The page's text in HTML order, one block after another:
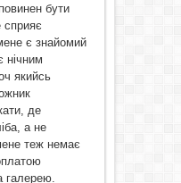
бути
сприяє
є знайомий
нічним
якийсь
де
а не
теж немає
галерею.